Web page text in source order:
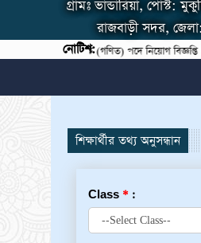
গ্রামঃ ভান্ডারিয়া, পোস্ট:
রাজবাড়ী সদর,
নোটিশ:
সহকারী শিক্ষক (গণিত) পদে নিয়োগ বিজ্ঞপ্তি
শিক্ষার্থীর তথ্য অনুসন্ধান
Class * :